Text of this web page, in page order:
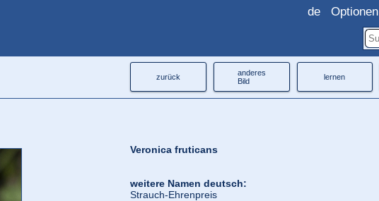
de Optionen
zurück
anderes
Bild
lernen
Veronica fruticans
weitere Namen deutsch:
Strauch-Ehrenpreis